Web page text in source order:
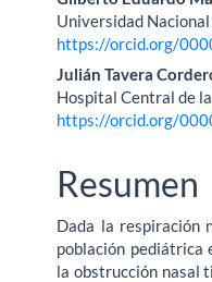
Universidad
https://orcid.org/
Julián Tavera
Hospital Central de
https://orcid.org/
Resumen
Dada la respiración
población pediátrica
la obstrucción nasal